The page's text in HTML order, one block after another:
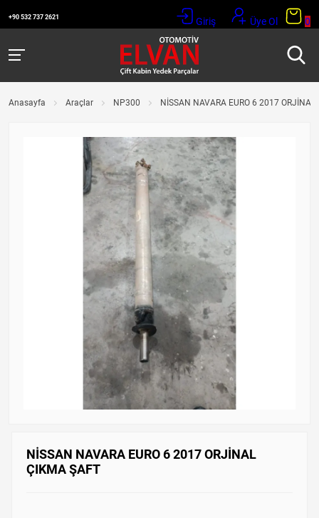
+90 532 737 2621 Giriş Üye Ol 0
Anasayfa Araçlar NP300 NİSSAN NAVARA EURO 6 2017 ORJİNAL
NİSSAN NAVARA EURO 6 2017 ORJİNAL
ÇIKMA ŞAFT